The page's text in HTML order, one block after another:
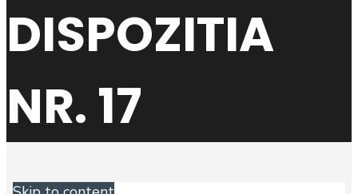
DISPOZITIA
NR. 17